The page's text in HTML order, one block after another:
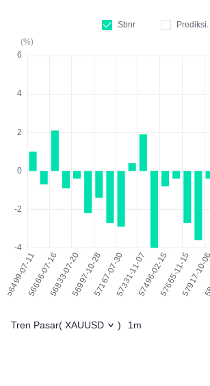
Sbnr
Prediksi.
(%)
Tren Pasar( XAUUSD ) 1m